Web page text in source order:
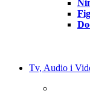
Tv, Audio i